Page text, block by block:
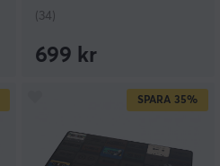
(34)
699 kr
SPARA 35%